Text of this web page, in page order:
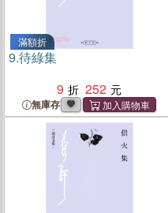
滿額折
9.待綠集
9
252
無庫存